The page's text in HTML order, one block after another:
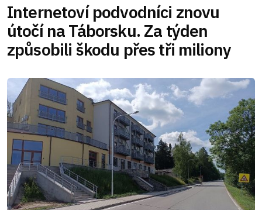
Internetoví podvodníci znovu
útočí na Táborsku. Za týden
způsobili škodu přes tři miliony